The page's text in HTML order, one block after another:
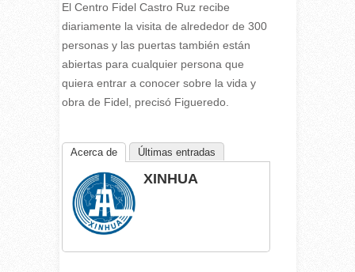
El Centro Fidel Castro Ruz recibe
diariamente la visita de alrededor de 300
personas y las puertas también están
abiertas para cualquier persona que
quiera entrar a conocer sobre la vida y
obra de Fidel, precisó Figueredo.
Acerca de Últimas entradas
XINHUA